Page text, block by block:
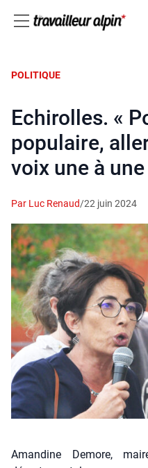
POLITIQUE
Echirolles. «
populaire,
voix une à une
Par Luc Renaud/22 juin 2024
Amandine Demore,